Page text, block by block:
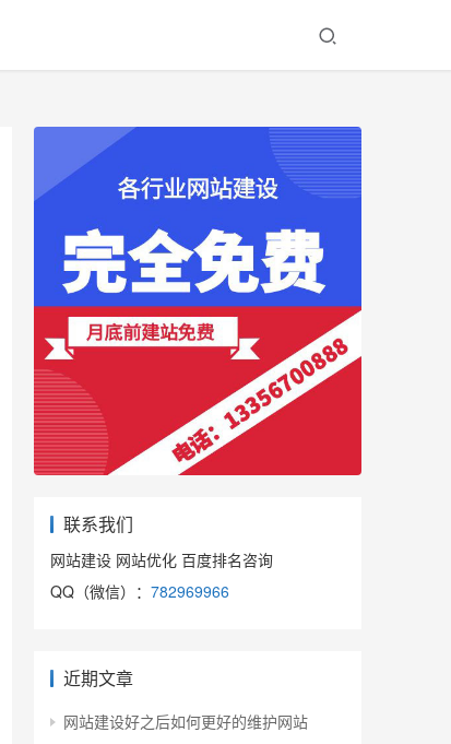
联系我们
网站建设 网站优化 百度排名咨询
QQ（微信）： 782969966
近期文章
网站建设好之后如何更好的维护网站